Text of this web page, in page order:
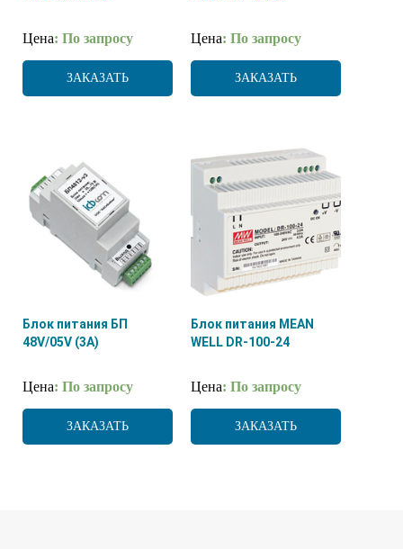
Цена: По запросу
ЗАКАЗАТЬ
Цена: По запросу
ЗАКАЗАТЬ
Блок питания БП
48V/05V (3A)
Цена: По запросу
ЗАКАЗАТЬ
Блок питания MEAN
WELL DR-100-24
Цена: По запросу
ЗАКАЗАТЬ